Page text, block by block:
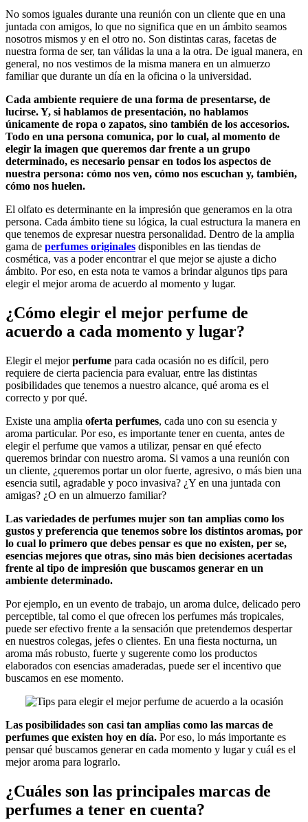
No somos iguales durante una reunión con un cliente que en una
juntada con amigos, lo que no significa que en un ámbito seamos
nosotros mismos y en el otro no. Son distintas caras, facetas de
nuestra forma de ser, tan válidas la una a la otra. De igual manera, en
general, no nos vestimos de la misma manera en un almuerzo
familiar que durante un día en la oficina o la universidad.
Cada ambiente requiere de una forma de presentarse, de
lucirse. Y, si hablamos de presentación, no hablamos
únicamente de ropa o zapatos, sino también de los accesorios.
Todo en una persona comunica, por lo cual, al momento de
elegir la imagen que queremos dar frente a un grupo
determinado, es necesario pensar en todos los aspectos de
nuestra persona: cómo nos ven, cómo nos escuchan y, también,
cómo nos huelen.
El olfato es determinante en la impresión que generamos en la otra
persona. Cada ámbito tiene su lógica, la cual estructura la manera en
que tenemos de expresar nuestra personalidad. Dentro de la amplia
gama de perfumes originales disponibles en las tiendas de
cosmética, vas a poder encontrar el que mejor se ajuste a dicho
ámbito. Por eso, en esta nota te vamos a brindar algunos tips para
elegir el mejor aroma de acuerdo al momento y lugar.
¿Cómo elegir el mejor perfume de
acuerdo a cada momento y lugar?
Elegir el mejorperfume para cada ocasión no es difícil, pero
requiere de cierta paciencia para evaluar, entre las distintas
posibilidades que tenemos a nuestro alcance, qué aroma es el
correcto y por qué.
Existe una amplia oferta perfumes, cada uno con su esencia y
aroma particular. Por eso, es importante tener en cuenta, antes de
elegir el perfume que vamos a utilizar, pensar en qué efecto
queremos brindar con nuestro aroma. Si vamos a una reunión con
un cliente, ¿queremos portar un olor fuerte, agresivo, o más bien una
esencia sutil, agradable y poco invasiva? ¿Y en una juntada con
amigas? ¿O en un almuerzo familiar?
Las variedades de perfumes mujer son tan amplias como los
gustos y preferencia que tenemos sobre los distintos aromas, por
lo cual lo primero que debes pensar es que no existen, per se,
esencias mejores que otras, sino más bien decisiones acertadas
frente al tipo de impresión que buscamos generar en un
ambiente determinado.
Por ejemplo, en un evento de trabajo, un aroma dulce, delicado pero
perceptible, tal como el que ofrecen los perfumes más tropicales,
puede ser efectivo frente a la sensación que pretendemos despertar
en nuestros colegas, jefes o clientes. En una fiesta nocturna, un
aroma más robusto, fuerte y sugerente como los productos
elaborados con esencias amaderadas, puede ser el incentivo que
buscamos en ese momento.
Las posibilidades son casi tan amplias como las marcas de
perfumes que existen hoy en día. Por eso, lo más importante es
pensar qué buscamos generar en cada momento y lugar y cuál es el
mejor aroma para lograrlo.
¿Cuáles son las principales marcas de
perfumes a tener en cuenta?